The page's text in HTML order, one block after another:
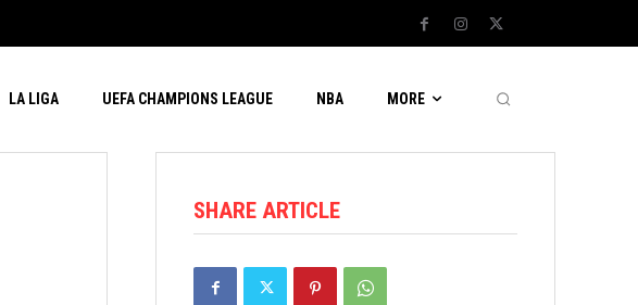
LA LIGA UEFA CHAMPIONS LEAGUE NBA MORE
SHARE ARTICLE